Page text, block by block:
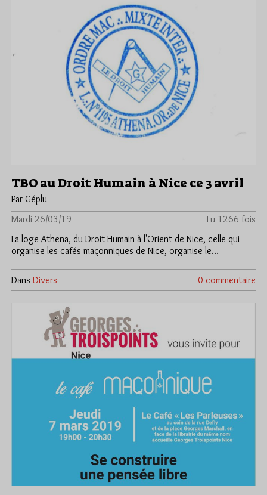
TBO au Droit Humain à Nice ce 3 avril
Par Géplu
Mardi 26/03/19
Lu 1266 fois
La loge Athena, du Droit Humain à l'Orient de Nice, celle qui
organise les cafés maçonniques de Nice, organise le…
Dans Divers 0 commentaire